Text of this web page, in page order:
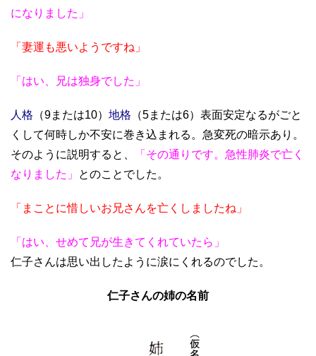
になりました」
「妻運も悪いようですね」
「はい、兄は独身でした」
人格 （9または10） 地格 （5または6）表面安定なるがごと
くして何時しか不安に巻き込まれる。急変死の暗示あり。
そのように説明すると、
「その通りです。急性肺炎で亡く
なりました」
とのことでした。
「まことに惜しいお兄さんを亡くしましたね」
「はい、せめて兄が生きてくれていたら」
仁子さんは思い出したように涙にくれるのでした。
仁子さんの姉の名前